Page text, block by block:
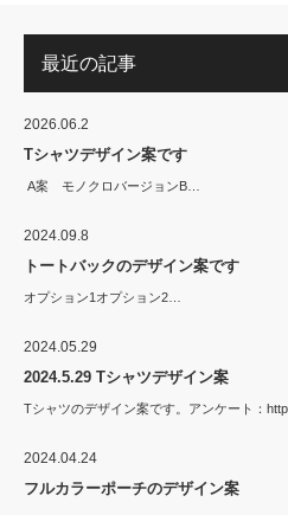
最近の記事
2026.06.2
Tシャツデザイン案です
A案 モノクロバージョンB…
2024.09.8
トートバックのデザイン案です
オプション1オプション2…
2024.05.29
2024.5.29 Tシャツデザイン案
Tシャツのデザイン案です。アンケート：
2024.04.24
フルカラーポーチのデザイン案